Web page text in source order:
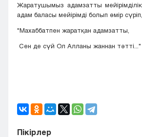
Жаратушымыз адамзатты
адам баласы мейірімді болып өмір
"Махаббатпен жаратқан адамзатты,
Сен де сүй Ол Алланы жаннан тәтті..."
Пікірлер